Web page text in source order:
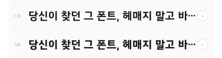
170 당신이 찾던 그 폰트, 헤매지 말고 바로 폰코! −
180 당신이 찾던 그 폰트, 헤매지 말고 바로 폰코! −